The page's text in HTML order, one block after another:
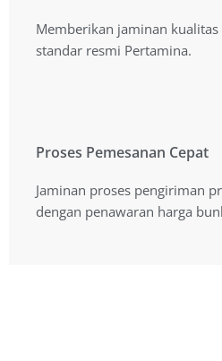
Memberikan jaminan
standar resmi Pertamina.
Memberikan jaminan
standar resmi Pertamina.
Proses Pemesanan Cepat
Jaminan proses pengiriman
dengan penawaran harga
Proses Pemesanan Cepat
Jaminan proses pengiriman
dengan penawaran harga